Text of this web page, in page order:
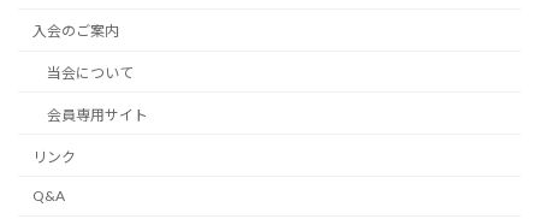
入会のご案内
当会について
会員専用サイト
リンク
Q&A